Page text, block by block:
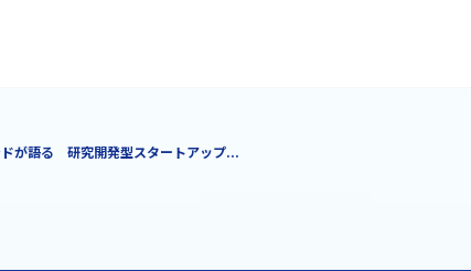
が語る 研究開発型スタートアップ...